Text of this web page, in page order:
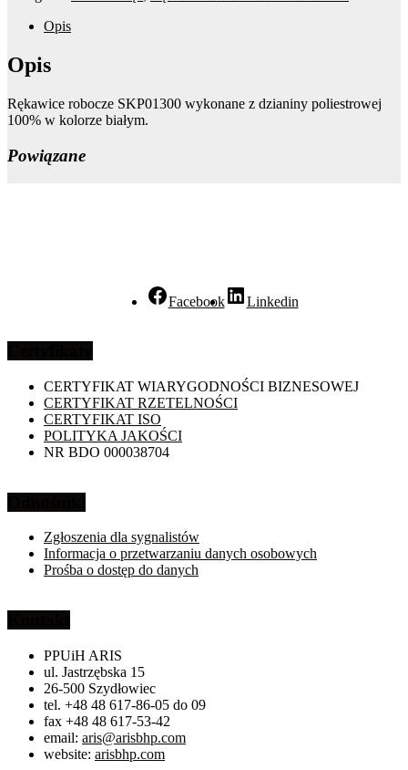
Opis
Opis
Rękawice robocze SKP01300 wykonane z dzianiny poliestrowej
100% w kolorze białym.
Powiązane
Facebook Linkedin
CERTYFIKAT WIARYGODNOŚCI BIZNESOWEJ
CERTYFIKAT RZETELNOŚCI
CERTYFIKAT ISO
POLITYKA JAKOŚCI
NR BDO 000038704
Zgłoszenia dla sygnalistów
Informacja o przetwarzaniu danych osobowych
Prośba o dostęp do danych
PPUiH ARIS
ul. Jastrzębska 15
26-500 Szydłowiec
tel. +48 48 617-86-05 do 09
fax +48 48 617-53-42
email: aris@arisbhp.com
website: arisbhp.com